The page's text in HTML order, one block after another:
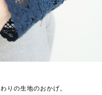
りの生地のおかげ。